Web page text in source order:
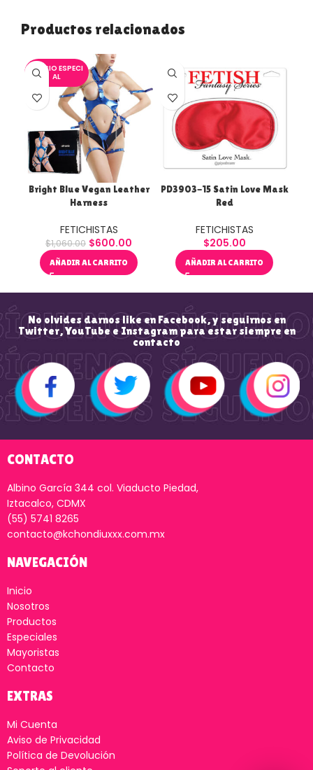
Productos relacionados
PRECIO ESPECI
AL
Bright Blue Vegan Leather
Harness
FETICHISTAS
$1,060.00 $600.00
AÑADIR AL CARRITO
PD3903-15 Satin Love Mask
Red
FETICHISTAS
$205.00
AÑADIR AL CARRITO
No olvides darnos like en Facebook, y seguirnos en
Twitter, YouTube e Instagram para estar siempre en
contacto
CONTACTO
Albino García 344 col. Viaducto Piedad,
Iztacalco, CDMX
(55) 5741 8265
contacto@kchondiuxxx.com.mx
NAVEGACIÓN
Inicio
Nosotros
Productos
Especiales
Mayoristas
Contacto
EXTRAS
Mi Cuenta
Aviso de Privacidad
Política de Devolución